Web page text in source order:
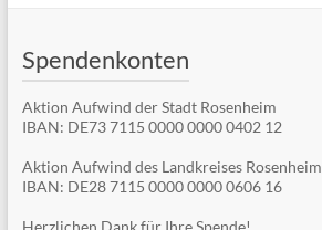
Spendenkonten
Aktion Aufwind der Stadt Rosenheim
IBAN: DE73 7115 0000 0000 0402 12
Aktion Aufwind des Landkreises Rosenheim
IBAN: DE28 7115 0000 0000 0606 16
Herzlichen Dank für Ihre Spende!